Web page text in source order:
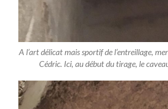
A l’art délicat mais sportif de l’entreillage,
Cédric. Ici, au début du tirage, le